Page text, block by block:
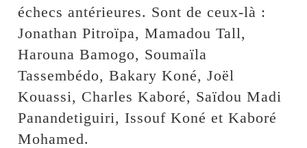
échecs antérieures. Sont de ceux-là :
Jonathan Pitroïpa, Mamadou Tall,
Harouna Bamogo, Soumaïla
Tassembédo, Bakary Koné, Joël
Kouassi, Charles Kaboré, Saïdou Madi
Panandetiguiri, Issouf Koné et Kaboré
Mohamed.